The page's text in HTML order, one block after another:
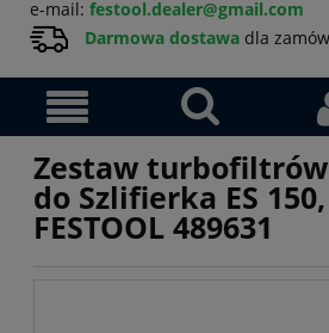
e-mail: festool.dealer@gmail.com
Darmowa dostawa dla
Zestaw turbofiltrów
do Szlifierka ES 150,
FESTOOL 489631